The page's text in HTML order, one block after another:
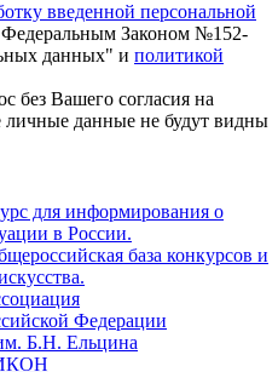
введенной персональной
Федеральным Законом №152-
данных" и политикой
без Вашего согласия на
данные не будут видны